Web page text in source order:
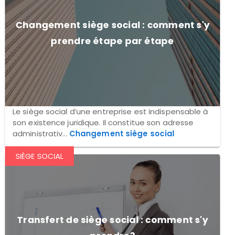
Changement siège social : comment s'y
prendre étape par étape
Le siège social d’une entreprise est indispensable à
son existence juridique. Il constitue son adresse
administrativ... Changement siège social
Transfert de siège social : comment s'y
SIÈGE SOCIAL